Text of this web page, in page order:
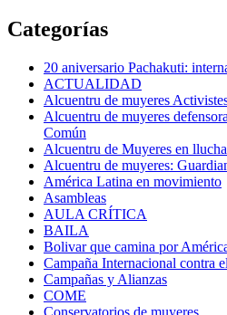
Categorías
20 aniversario Pachakuti:
ACTUALIDAD
Alcuentru de muyeres
Alcuentru de muyeres
Común
Alcuentru de Muyeres en
Alcuentru de muyeres:
América Latina en movimiento
Asambleas
AULA CRÍTICA
BAILA
Bolivar que camina por
Campaña Internacional contra
Campañas y Alianzas
COME
Conservatorios de muyeres